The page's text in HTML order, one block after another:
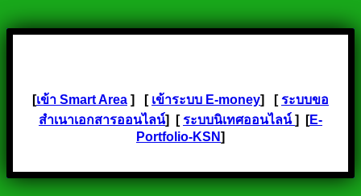
[เข้า Smart Area ] [ เข้าระบบ E-money] [ระบบขอ
สำเนาเอกสารออนไลน์] [ระบบนิเทศออนไลน์] [E-
Portfolio-KSN]